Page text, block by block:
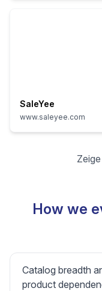
SaleYee
www.saleyee.com
How we
Catalog breadth
product